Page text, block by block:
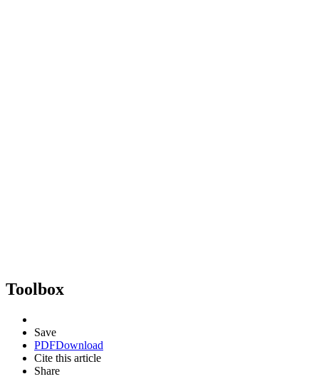
Toolbox
Save
PDFDownload
Cite this article
Share